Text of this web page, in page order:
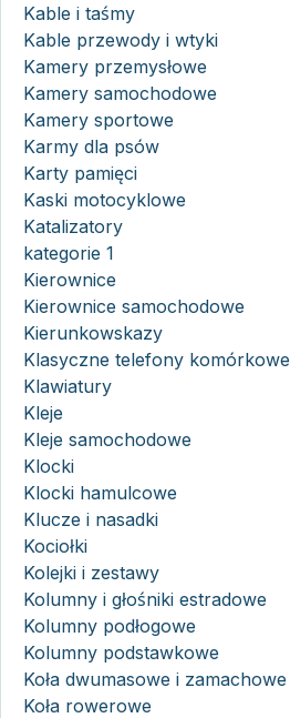
Kable i taśmy
Kable przewody i wtyki
Kamery przemysłowe
Kamery samochodowe
Kamery sportowe
Karmy dla psów
Karty pamięci
Kaski motocyklowe
Katalizatory
kategorie 1
Kierownice
Kierownice samochodowe
Kierunkowskazy
Klasyczne telefony komórkowe
Klawiatury
Kleje
Kleje samochodowe
Klocki
Klocki hamulcowe
Klucze i nasadki
Kociołki
Kolejki i zestawy
Kolumny i głośniki estradowe
Kolumny podłogowe
Kolumny podstawkowe
Koła dwumasowe i zamachowe
Koła rowerowe